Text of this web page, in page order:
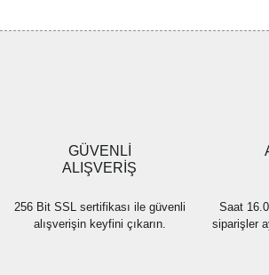
Ürün fiyatı diğer sitelerden daha pahalı.
Bu ürüne benzer farklı alternatifler olmalı.
GÜVENLİ
ALIŞVERİŞ
256 Bit SSL sertifikası ile güvenli
alışverişin keyfini çıkarın.
Saat
siparişler